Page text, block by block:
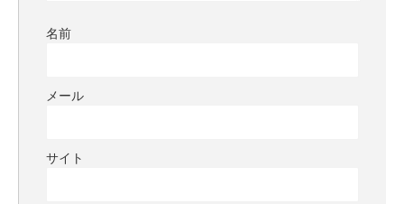
名前
メール
サイト